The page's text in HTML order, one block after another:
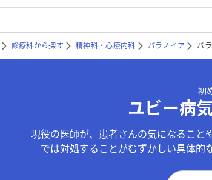
診療科から探す 精神科・心療内科 パラノイア パ
初
ユビー病
現役の医師が、患者さんの気になること
では対処することがむずかしい具体的